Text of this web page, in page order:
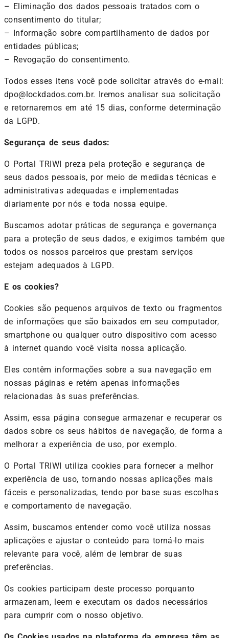
– Eliminação dos dados pessoais tratados com o
consentimento do titular;
– Informação sobre compartilhamento de dados por
entidades públicas;
– Revogação do consentimento.
Todos esses itens você pode solicitar através do e-mail:
dpo@lockdados.com.br. Iremos analisar sua solicitação
e retornaremos em até 15 dias, conforme determinação
da LGPD.
Segurança de seus dados:
O Portal TRIWI preza pela proteção e segurança de
seus dados pessoais, por meio de medidas técnicas e
administrativas adequadas e implementadas
diariamente por nós e toda nossa equipe.
Buscamos adotar práticas de segurança e governança
para a proteção de seus dados, e exigimos também que
todos os nossos parceiros que prestam serviços
estejam adequados à LGPD.
E os cookies?
Cookies são pequenos arquivos de texto ou fragmentos
de informações que são baixados em seu computador,
smartphone ou qualquer outro dispositivo com acesso
à internet quando você visita nossa aplicação.
Eles contêm informações sobre a sua navegação em
nossas páginas e retém apenas informações
relacionadas às suas preferências.
Assim, essa página consegue armazenar e recuperar os
dados sobre os seus hábitos de navegação, de forma a
melhorar a experiência de uso, por exemplo.
O Portal TRIWI utiliza cookies para fornecer a melhor
experiência de uso, tornando nossas aplicações mais
fáceis e personalizadas, tendo por base suas escolhas
e comportamento de navegação.
Assim, buscamos entender como você utiliza nossas
aplicações e ajustar o conteúdo para torná-lo mais
relevante para você, além de lembrar de suas
preferências.
Os cookies participam deste processo porquanto
armazenam, leem e executam os dados necessários
para cumprir com o nosso objetivo.